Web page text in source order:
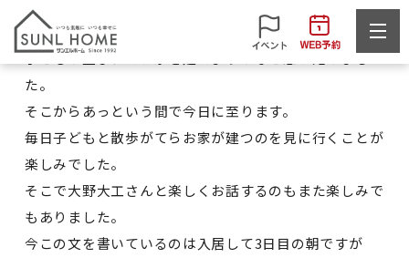
M様
子どもが生まれてお家を建てようかなと思い始めまし
た。
そこからあっという間で今日に至ります。
毎日子どもと散歩がてらお家が建つのを見に行くことが
楽しみでした。
そこで大野大工さんと楽しくお話するのもまた楽しみで
もありました。
今この文を書いているのは入居して3日目の朝ですが